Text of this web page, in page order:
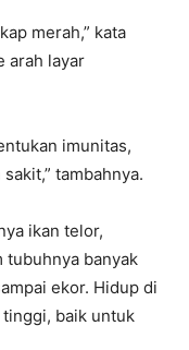
merah,” kata
arah layar
imunitas,
tambahnya.
ikan telor,
tubuhnya banyak
ekor. Hidup di
baik untuk